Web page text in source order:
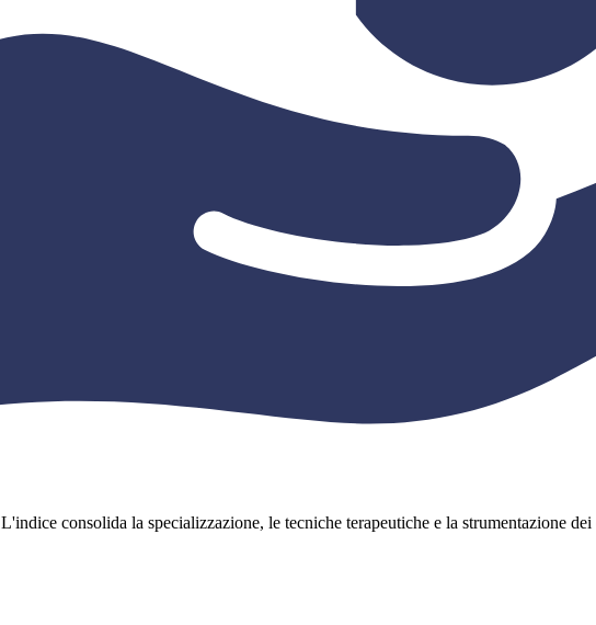
L'indice consolida la specializzazione, le tecniche terapeutiche e la strumentazione